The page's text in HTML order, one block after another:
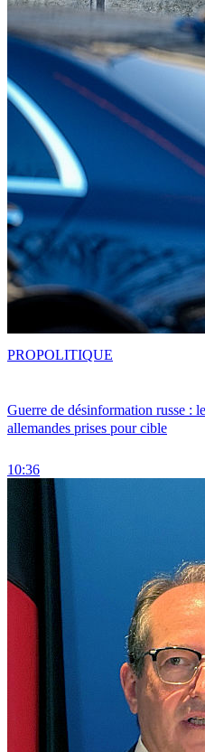
Guerre de désinformation russe :
allemandes prises pour cible
10:36
PROPOLITIQUE